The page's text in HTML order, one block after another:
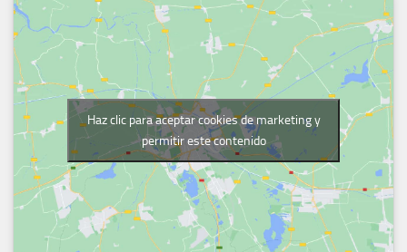
Haz clic para aceptar cookies de marketing y
permitir este contenido